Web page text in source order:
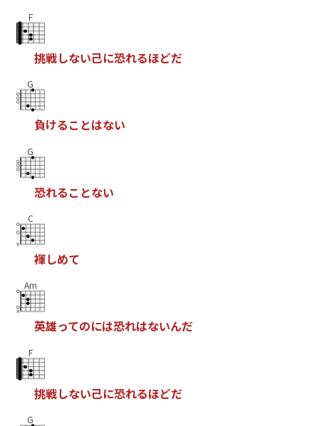
F
挑戦しない己に恐れるほどだ
G
負けるこ とはない
G
恐れるこ とない
C
褌しめて
Am
英雄ってのには恐れはないんだ
F
挑戦しない己に恐れるほどだ
G